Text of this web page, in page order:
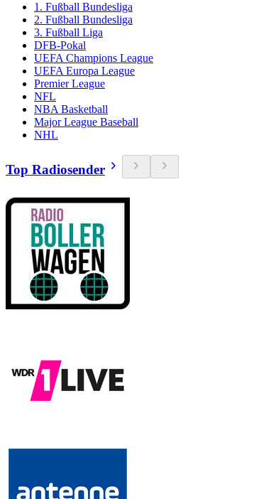
1. Fußball Bundesliga
2. Fußball Bundesliga
3. Fußball Liga
DFB-Pokal
UEFA Champions League
UEFA Europa League
Premier League
NFL
NBA Basketball
Major League Baseball
NHL
Top Radiosender